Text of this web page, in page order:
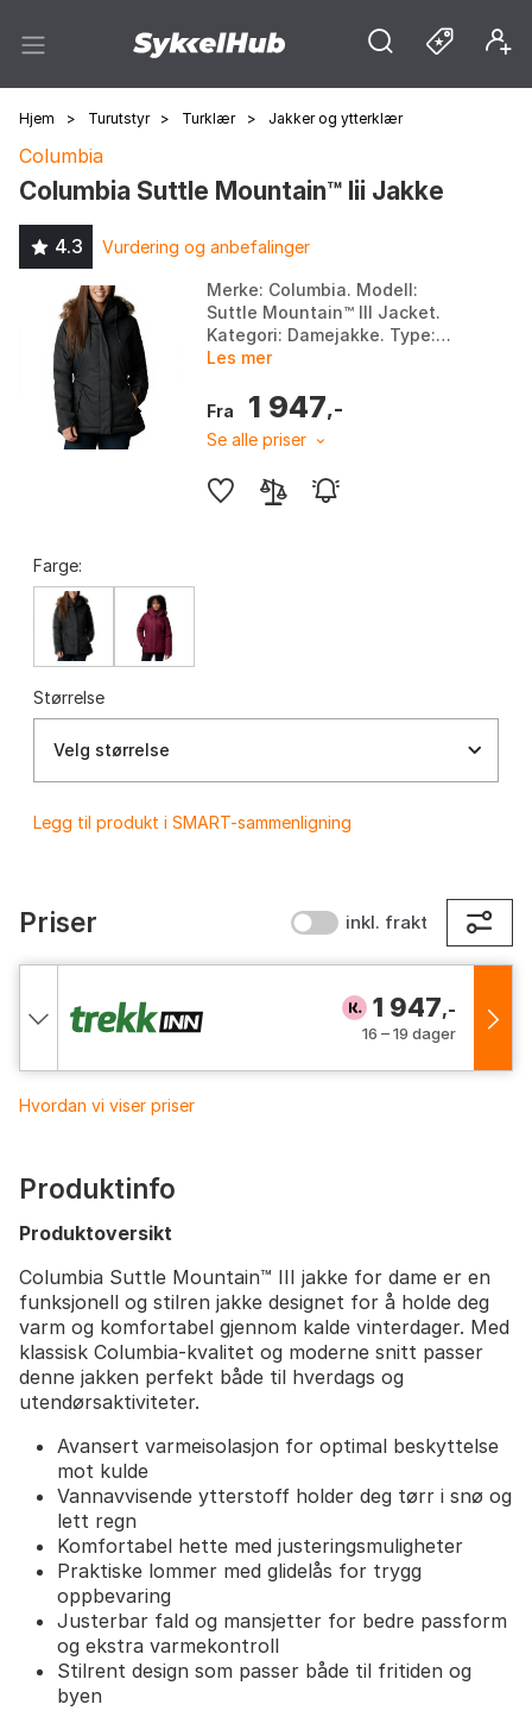
Hjem > Turutstyr > Turklær > Jakker og ytterklær
Columbia
Columbia Suttle Mountain™ Iii Jakke
4.3 Vurdering og anbefalinger
Merke: Columbia. Modell:
Suttle Mountain™ III Jacket.
Kategori: Damejakke. Type:
Jakke. Farge: Black, Rich wine.
Les mer
Fra 1 947,-
Se alle priser
Farge:
Størrelse
Velg størrelse
Legg til produkt i SMART-sammenligning
Priser inkl. frakt
1 947,-
16 – 19 dager
Hvordan vi viser priser
Produktinfo
Produktoversikt
Columbia Suttle Mountain™ III jakke for dame er en
funksjonell og stilren jakke designet for å holde deg
varm og komfortabel gjennom kalde vinterdager. Med
klassisk Columbia-kvalitet og moderne snitt passer
denne jakken perfekt både til hverdags og
utendørsaktiviteter.
Avansert varmeisolasjon for optimal beskyttelse
mot kulde
Vannavvisende ytterstoff holder deg tørr i snø og
lett regn
Komfortabel hette med justeringsmuligheter
Praktiske lommer med glidelås for trygg
oppbevaring
Justerbar fald og mansjetter for bedre passform
og ekstra varmekontroll
Stilrent design som passer både til fritiden og
byen